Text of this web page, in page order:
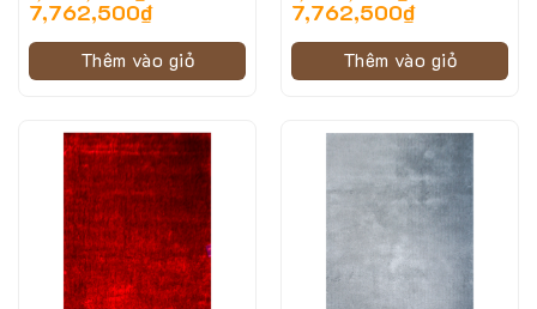
7,762,500₫
Thêm vào giỏ
7,762,500₫
Thêm vào giỏ